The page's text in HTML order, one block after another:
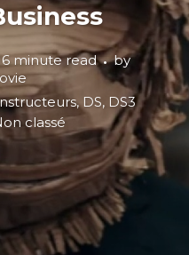
minute read
by
,DS, DS3
classé